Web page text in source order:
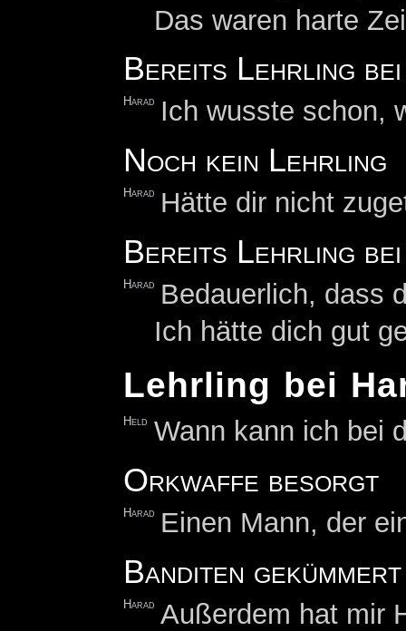
Das waren harte
Bereits Lehrling
Harad Ich wusste schon,
Noch kein Lehrling
Harad Hätte dir nicht
Bereits Lehrling
Harad
Bedauerlich, dass
Ich hätte dich gut
Lehrling bei
Held Wann kann ich bei
Orkwaffe besorgt
Harad Einen Mann, der
Banditen gekümmert
Harad Außerdem hat mir